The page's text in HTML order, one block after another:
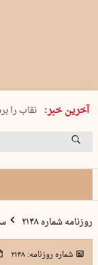
آخرین خبر:
پنجشنبه 15 مرداد 1405 شماره 2243
نقاب را
کدام
روزنامه شماره ۲۱۴۸
شماره روزنامه:۲۱۴۸